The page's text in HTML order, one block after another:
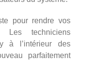
pour rendre vos
Les techniciens
à l’intérieur des
parfaitement